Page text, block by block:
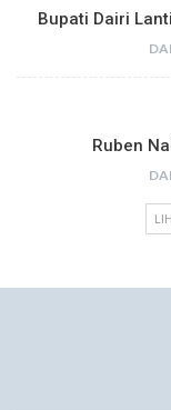
Bupati Dairi
Ruben